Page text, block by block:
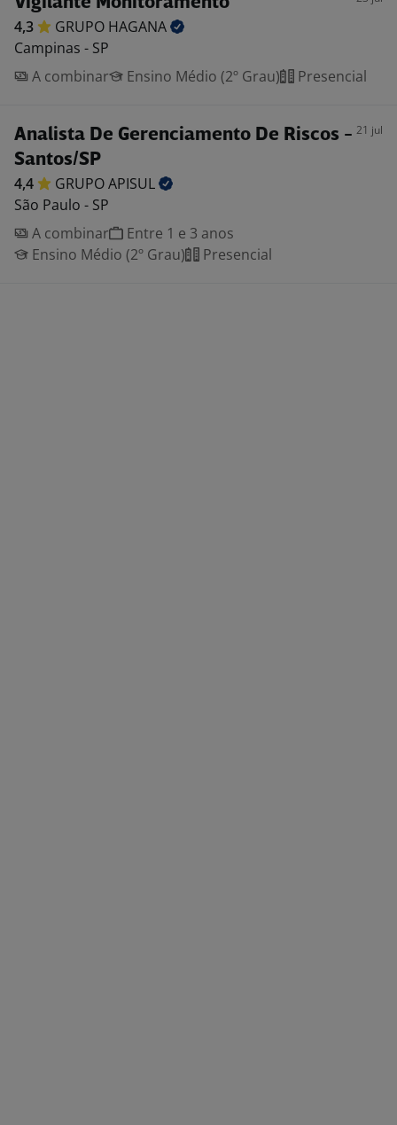
4,3 GRUPO HAGANA
Campinas - SP
A combinar
Ensino Médio (2º Grau) Presencial
Analista De Gerenciamento De Riscos -
Santos/SP
21 jul
4,4 GRUPOAPISUL
São Paulo - SP
A combinar
Entre 1 e 3 anos
Ensino Médio (2º Grau)
Presencial